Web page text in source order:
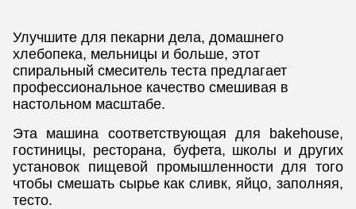
Улучшите для пекарни дела, домашнего
хлебопека, мельницы и больше, этот
спиральный смеситель теста предлагает
профессиональное качество смешивая в
настольном масштабе.
Эта машина соответствующая для bakehouse,
гостиницы, ресторана, буфета, школы и других
установок пищевой промышленности для того
чтобы смешать сырье как сливк, яйцо, заполняя,
тесто.